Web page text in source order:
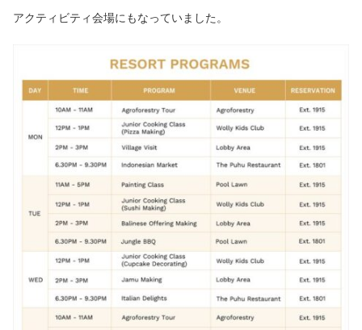
アクティビティ会場にもなっていました。